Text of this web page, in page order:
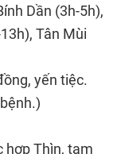
Dần (3h-5h),
Tân Mùi
yến tiệc.
hợp Thìn, tam